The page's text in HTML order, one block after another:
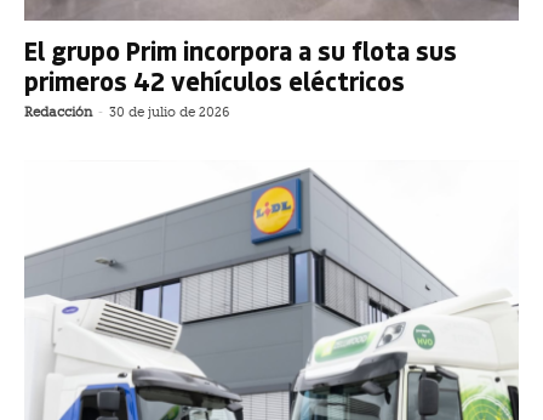
El grupo Prim incorpora a su flota sus
primeros 42 vehículos eléctricos
Redacción - 30 de julio de 2026